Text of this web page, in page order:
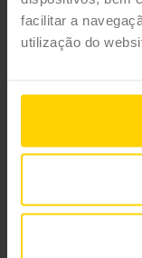
facilitar a
utilização do
Modelo
Tipo de
62 MEDIDAS